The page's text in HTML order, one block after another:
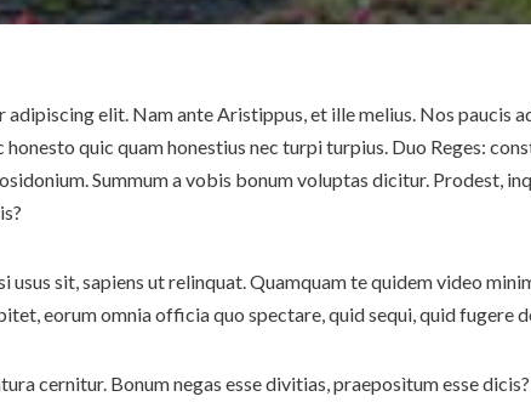
elit. Nam ante Aristippus, et ille melius. Nos paucis
quic quam honestius nec turpi turpius. Duo Reges:
Summum a vobis bonum voluptas dicitur. Prodest,
usus sit, sapiens ut relinquat. Quamquam te quidem video
eorum omnia officia quo spectare, quid sequi, quid
cernitur. Bonum negas esse divitias, praeposìtum esse